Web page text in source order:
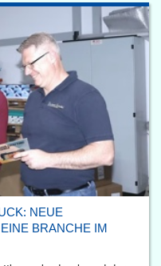
NEUE
BRANCHE IM